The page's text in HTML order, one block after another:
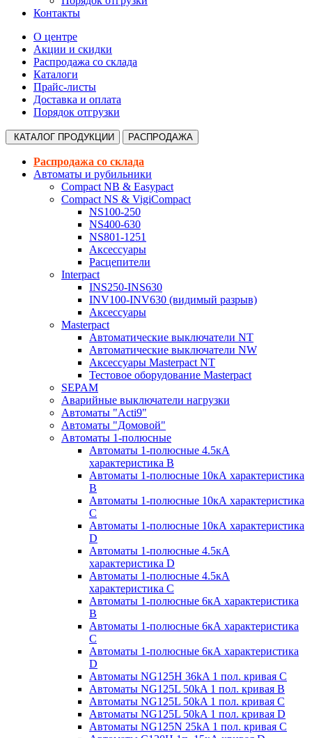
Контакты
О центре
Акции и скидки
Распродажа со склада
Каталоги
Прайс-листы
Доставка и оплата
Порядок отгрузки
КАТАЛОГ ПРОДУКЦИИ РАСПРОДАЖА
Распродажа со склада
Автоматы и рубильники
Compact NB & Easypact
Compact NS & VigiCompact
NS100-250
NS400-630
NS801-1251
Аксессуары
Расцепители
Interpact
INS250-INS630
INV100-INV630 (видимый разрыв)
Аксессуары
Masterpact
Автоматические выключатели NT
Автоматические выключатели NW
Аксессуары Masterpact NT
Тестовое оборудование Masterpact
SEPAM
Аварийные выключатели нагрузки
Автоматы "Acti9"
Автоматы "Домовой"
Автоматы 1-полюсные
Автоматы 1-полюсные 4.5кА
характеристика В
Автоматы 1-полюсные 10кА характеристика
B
Автоматы 1-полюсные 10кА характеристика
C
Автоматы 1-полюсные 10кА характеристика
D
Автоматы 1-полюсные 4.5кА
характеристика D
Автоматы 1-полюсные 4.5кА
характеристика С
Автоматы 1-полюсные 6кА характеристика
B
Автоматы 1-полюсные 6кА характеристика
C
Автоматы 1-полюсные 6кА характеристика
D
Автоматы NG125H 36kA 1 пол. кривая C
Автоматы NG125L 50kA 1 пол. кривая B
Автоматы NG125L 50kA 1 пол. кривая C
Автоматы NG125L 50kA 1 пол. кривая D
Автоматы NG125N 25kA 1 пол. кривая C